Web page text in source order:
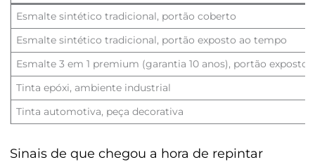
Esmalte sintético tradicional, portão coberto
Esmalte sintético tradicional, portão exposto ao tempo
Esmalte 3 em 1 premium (garantia 10 anos), portão exposto
Tinta epóxi, ambiente industrial
Tinta automotiva, peça decorativa
Sinais de que chegou a hora de repintar